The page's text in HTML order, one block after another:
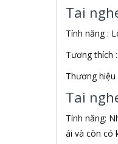
Aiborg
Aibot
AIPTEK
Air Mouse
Airmouse
AKAI
Aker
Tai
Tính năng :
Tương thích
Thương
Tai
Tính năng:
ái và còn có